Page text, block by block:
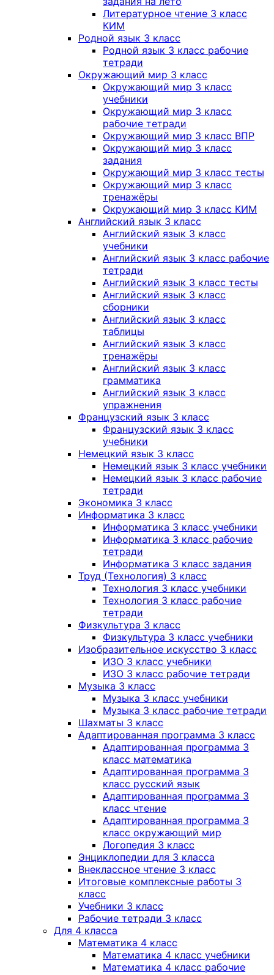
Литературное чтение 3 класс
КИМ
Родной язык 3 класс
Родной язык 3 класс рабочие
тетради
Окружающий мир 3 класс
Окружающий мир 3 класс
учебники
Окружающий мир 3 класс
рабочие тетради
Окружающий мир 3 класс ВПР
Окружающий мир 3 класс
задания
Окружающий мир 3 класс тесты
Окружающий мир 3 класс
тренажёры
Окружающий мир 3 класс КИМ
Английский язык 3 класс
Английский язык 3 класс
учебники
Английский язык 3 класс рабочие
тетради
Английский язык 3 класс тесты
Английский язык 3 класс
сборники
Английский язык 3 класс
таблицы
Английский язык 3 класс
тренажёры
Английский язык 3 класс
грамматика
Английский язык 3 класс
упражнения
Французский язык 3 класс
Французский язык 3 класс
учебники
Немецкий язык 3 класс
Немецкий язык 3 класс учебники
Немецкий язык 3 класс рабочие
тетради
Экономика 3 класс
Информатика 3 класс
Информатика 3 класс учебники
Информатика 3 класс рабочие
тетради
Информатика 3 класс задания
Труд (Технология) 3 класс
Технология 3 класс учебники
Технология 3 класс рабочие
тетради
Физкультура 3 класс
Физкультура 3 класс учебники
Изобразительное искусство 3 класс
ИЗО 3 класс учебники
ИЗО 3 класс рабочие тетради
Музыка 3 класс
Музыка 3 класс учебники
Музыка 3 класс рабочие тетради
Шахматы 3 класс
Адаптированная программа 3 класс
Адаптированная программа 3
класс математика
Адаптированная программа 3
класс русский язык
Адаптированная программа 3
класс чтение
Адаптированная программа 3
класс окружающий мир
Логопедия 3 класс
Энциклопедии для 3 класса
Внеклассное чтение 3 класс
Итоговые комплексные работы 3
класс
Учебники 3 класс
Рабочие тетради 3 класс
Для 4 класса
Математика 4 класс
Математика 4 класс учебники
Математика 4 класс рабочие